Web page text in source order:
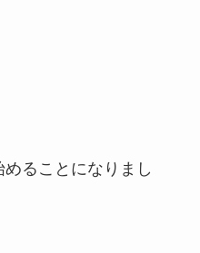
ることになりまし